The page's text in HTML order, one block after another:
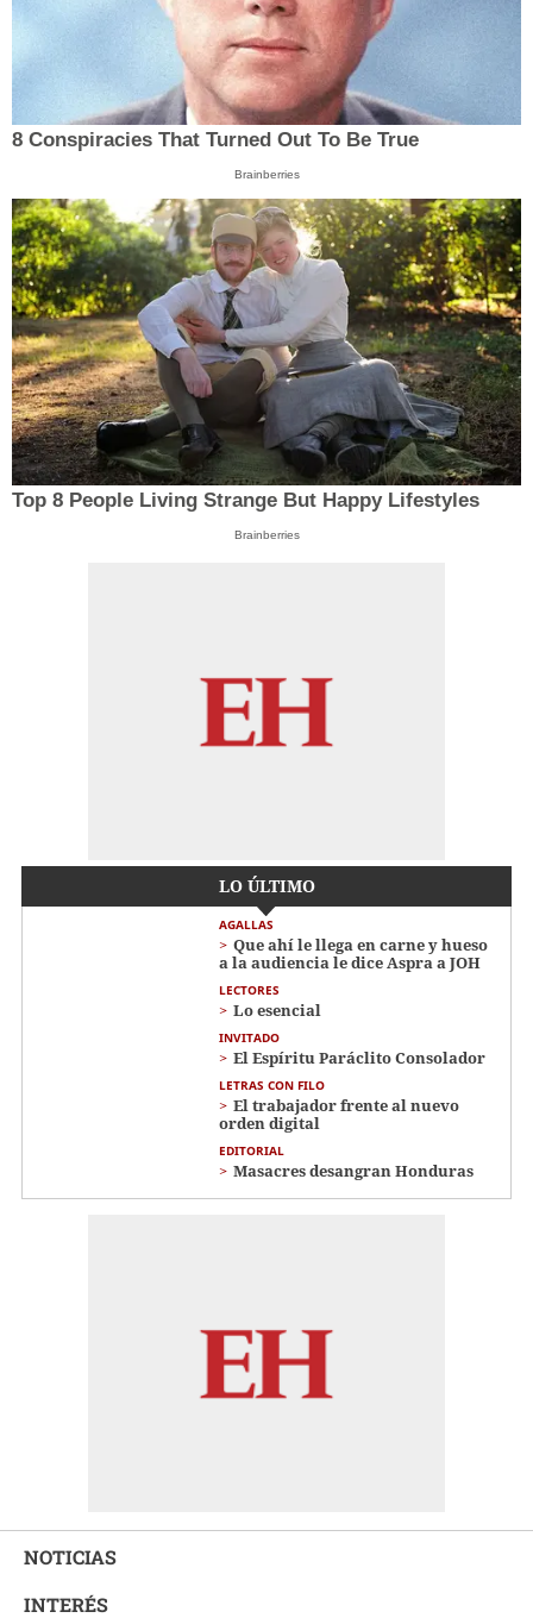
8 Conspiracies That Turned Out To Be True
Brainberries
Top 8 People Living Strange But Happy Lifestyles
Brainberries
LO ÚLTIMO
AGALLAS
Que ahí le llega en carne y hueso
a la audiencia le dice Aspra a JOH
LECTORES
Lo esencial
INVITADO
El Espíritu Paráclito Consolador
LETRAS CON FILO
El trabajador frente al nuevo
orden digital
EDITORIAL
Masacres desangran Honduras
NOTICIAS
INTERÉS